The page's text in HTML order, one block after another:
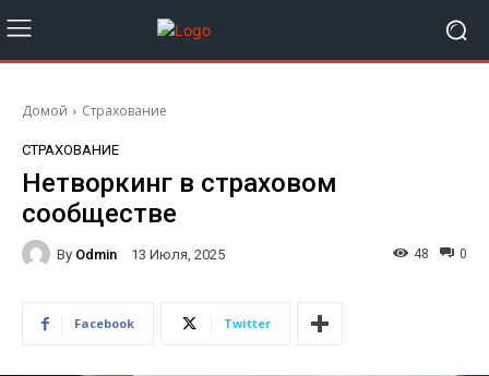
Домой Страхование
СТРАХОВАНИЕ
Нетворкинг в страховом
сообществе
By Odmin 13 Июля, 2025 0
48
Facebook Twitter